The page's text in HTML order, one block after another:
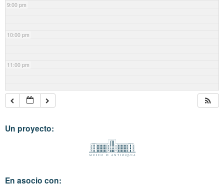
9:00 pm
10:00 pm
11:00 pm
Un proyecto:
En asocio con: